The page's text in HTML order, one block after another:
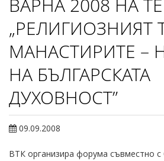
ВАРНА 2008 НА
„РЕЛИГИОЗНИЯТ
МАНАСТИРИТЕ –
НА БЪЛГАРСКАТА
ДУХОВНОСТ”
09.09.2008
ВТК организира форума съвместно